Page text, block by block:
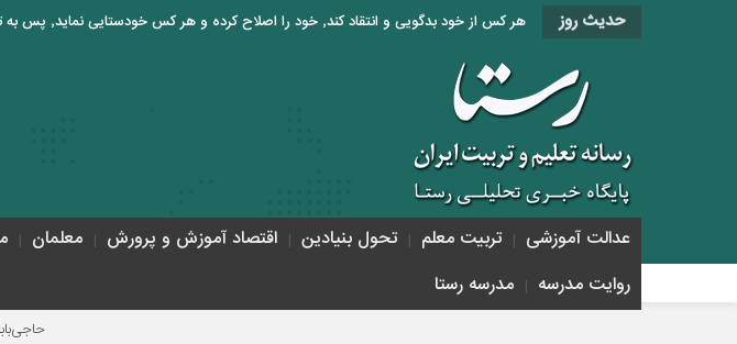
حدیث روز هر کس از خود بدگویی و انتقاد کند٬ خود را اصلاح کرده و هر کس خودستایی نماید٬ پس به تحقیق خویش را تباه نموده است. «امام علی (ع)»
عدالت آموزشی تربیت معلم تحول بنیادین اقتصاد آموزش و پرورش معلمان
روایت مدرسه
مدرسه رستا
حاجی‌بابایی: صندوق